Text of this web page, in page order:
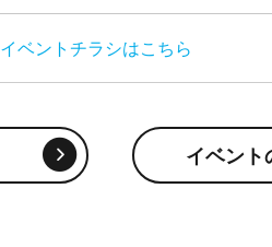
イベントチラシはこちら
イベント